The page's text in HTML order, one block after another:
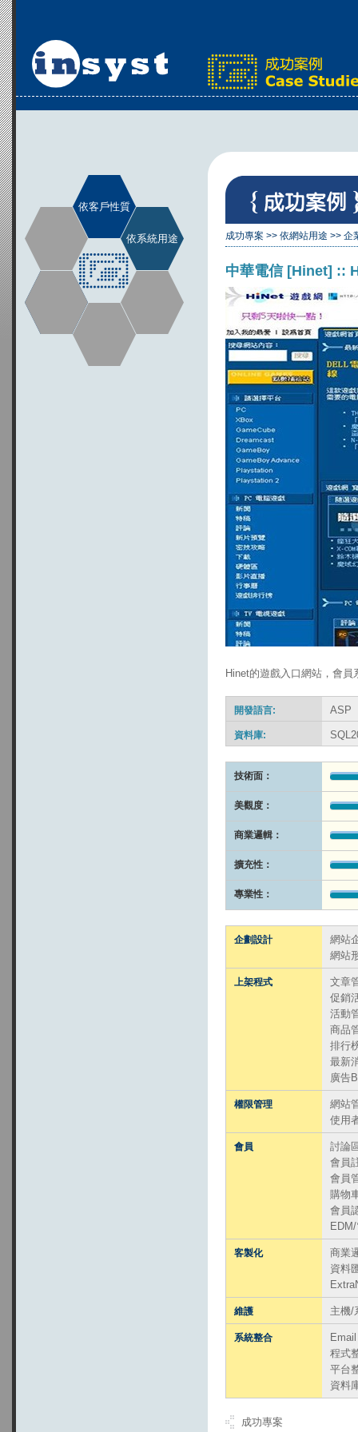
依客戶性質
依系統用途 成功專案 >> 依網站用途 >> 企
中華電信 [Hinet] ::
Hinet的遊戲入口網站，會
ASP
開發語言:
資料庫:
技術面：
美觀度：
商業邏輯：
擴充性：
專業性：
網站
網站
企劃設計
文章
促銷
活動
商品
排行
最新
廣告
上架程式
網站
使用
權限管理
討論
會員
會員
購物
會員
會員
商業
資料
客製化
主機/
維護
程式
平台
資料
系統整合
成功專案